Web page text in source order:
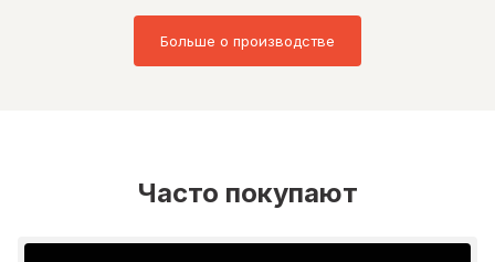
Больше о производстве
Часто покупают